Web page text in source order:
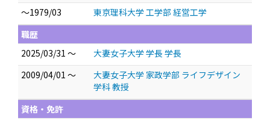
～1979/03
東京理科大学 工学部 経営工学
職歴
2025/03/31 ～
大妻女子大学 学長 学長
2009/04/01 ～
大妻女子大学 家政学部 ライフデザイン
学科 教授
資格・免許